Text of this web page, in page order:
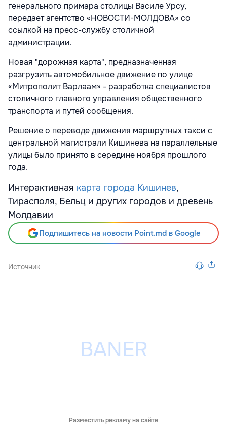
генерального примара столицы Василе Урсу,
передает агентство «НОВОСТИ-МОЛДОВА» со
ссылкой на пресс-службу столичной
администрации.
Новая "дорожная карта", предназначенная
разгрузить автомобильное движение по улице
«Митрополит Варлаам» - разработка специалистов
столичного главного управления общественного
транспорта и путей сообщения.
Решение о переводе движения маршрутных такси с
центральной магистрали Кишинева на параллельные
улицы было принято в середине ноября прошлого
года.
Интерактивная карта города Кишинев,
Тирасполя, Бельц и других городов и древень
Молдавии
Подпишитесь на новости Point.md в Google
Источник
Разместить рекламу на сайте